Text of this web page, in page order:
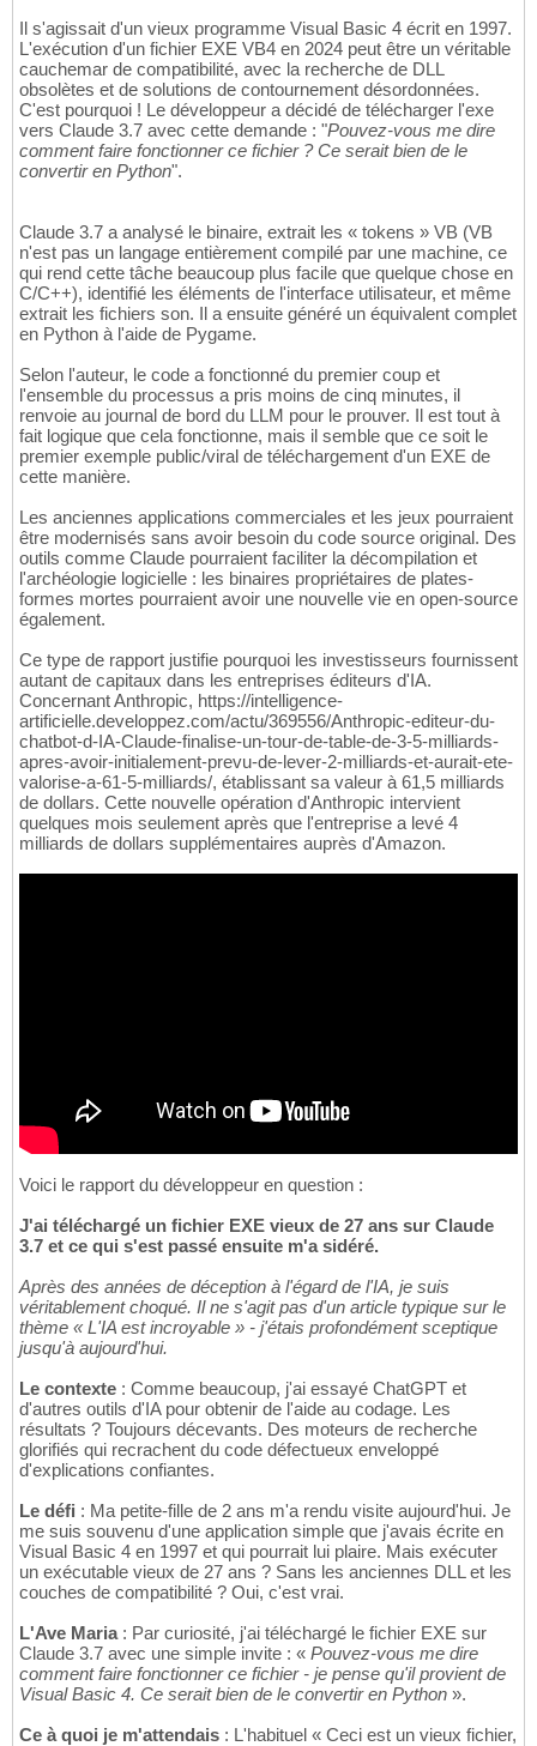
Il s'agissait d'un vieux programme Visual Basic 4 écrit en 1997.
L'exécution d'un fichier EXE VB4 en 2024 peut être un véritable
cauchemar de compatibilité, avec la recherche de DLL
obsolètes et de solutions de contournement désordonnées.
C'est pourquoi ! Le développeur a décidé de télécharger l'exe
vers Claude 3.7 avec cette demande : "Pouvez-vous me dire
comment faire fonctionner ce fichier ? Ce serait bien de le
convertir en Python".
Claude 3.7 a analysé le binaire, extrait les « tokens » VB (VB
n'est pas un langage entièrement compilé par une machine, ce
qui rend cette tâche beaucoup plus facile que quelque chose en
C/C++), identifié les éléments de l'interface utilisateur, et même
extrait les fichiers son. Il a ensuite généré un équivalent complet
en Python à l'aide de Pygame.
Selon l'auteur, le code a fonctionné du premier coup et
l'ensemble du processus a pris moins de cinq minutes, il
renvoie au journal de bord du LLM pour le prouver. Il est tout à
fait logique que cela fonctionne, mais il semble que ce soit le
premier exemple public/viral de téléchargement d'un EXE de
cette manière.
Les anciennes applications commerciales et les jeux pourraient
être modernisés sans avoir besoin du code source original. Des
outils comme Claude pourraient faciliter la décompilation et
l'archéologie logicielle : les binaires propriétaires de plates-
formes mortes pourraient avoir une nouvelle vie en open-source
également.
Ce type de rapport justifie pourquoi les investisseurs fournissent
autant de capitaux dans les entreprises éditeurs d'IA.
Concernant Anthropic, https://intelligence-
artificielle.developpez.com/actu/369556/Anthropic-editeur-du-
chatbot-d-IA-Claude-finalise-un-tour-de-table-de-3-5-milliards-
apres-avoir-initialement-prevu-de-lever-2-milliards-et-aurait-ete-
valorise-a-61-5-milliards/, établissant sa valeur à 61,5 milliards
de dollars. Cette nouvelle opération d'Anthropic intervient
quelques mois seulement après que l'entreprise a levé 4
milliards de dollars supplémentaires auprès d'Amazon.
Voici le rapport du développeur en question :
J'ai téléchargé un fichier EXE vieux de 27 ans sur Claude
3.7 et ce qui s'est passé ensuite m'a sidéré.
Après des années de déception à l'égard de l'IA, je suis
véritablement choqué. Il ne s'agit pas d'un article typique sur le
thème « L'IA est incroyable » - j'étais profondément sceptique
jusqu'à aujourd'hui.
Le contexte : Comme beaucoup, j'ai essayé ChatGPT et
d'autres outils d'IA pour obtenir de l'aide au codage. Les
résultats ? Toujours décevants. Des moteurs de recherche
glorifiés qui recrachent du code défectueux enveloppé
d'explications confiantes.
Le défi : Ma petite-fille de 2 ans m'a rendu visite aujourd'hui. Je
me suis souvenu d'une application simple que j'avais écrite en
Visual Basic 4 en 1997 et qui pourrait lui plaire. Mais exécuter
un exécutable vieux de 27 ans ? Sans les anciennes DLL et les
couches de compatibilité ? Oui, c'est vrai.
L'Ave Maria: Par curiosité, j'ai téléchargé le fichier EXE sur
Claude 3.7 avec une simple invite : « Pouvez-vous me dire
comment faire fonctionner ce fichier - je pense qu'il provient de
Visual Basic 4. Ce serait bien de le convertir en Python ».
Ce à quoi je m'attendais : L'habituel « Ceci est un vieux fichier,